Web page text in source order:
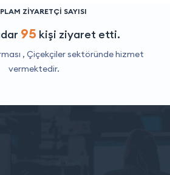
ZİYARETÇİ SAYISI
95 kişi ziyaret etti.
, Çiçekçilersektöründe hizmet
vermektedir.